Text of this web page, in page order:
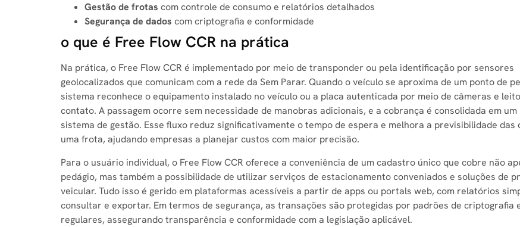
Gestão de frotas com controle de consumo e relatórios detalhados
Segurança de dados com criptografia e conformidade
o que é Free Flow CCR na prática
Na prática, o Free Flow CCR é implementado por meio de transponder ou pela identificação por sensores
geolocalizados que comunicam com a rede da Sem Parar. Quando o veículo se aproxima de um ponto de
sistema reconhece o equipamento instalado no veículo ou a placa autenticada por meio de câmeras e
contato. A passagem ocorre sem necessidade de manobras adicionais, e a cobrança é consolidada em um
sistema de gestão. Esse fluxo reduz significativamente o tempo de espera e melhora a previsibilidade das
uma frota, ajudando empresas a planejar custos com maior precisão.
Para o usuário individual, o Free Flow CCR oferece a conveniência de um cadastro único que cobre não
pedágio, mas também a possibilidade de utilizar serviços de estacionamento conveniados e soluções de
veicular. Tudo isso é gerido em plataformas acessíveis a partir de apps ou portals web, com relatórios
consultar e exportar. Em termos de segurança, as transações são protegidas por padrões de criptografia
regulares, assegurando transparência e conformidade com a legislação aplicável.